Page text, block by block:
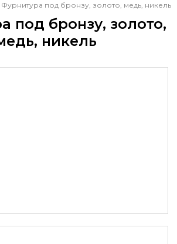
Фурнитура под бронзу, золото, медь, никель
под бронзу, золото,
никель